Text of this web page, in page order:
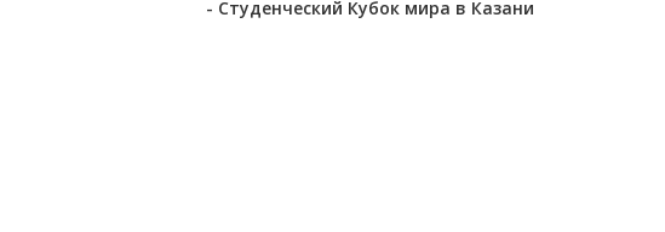
- Студенческий Кубок мира в Казани